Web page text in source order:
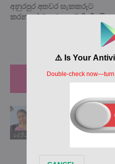
අනුරපුර අතවර සැකකරුට
කරන දේ මහජන ඇමති කියයි.
දේශිය පුවත්
බලවතූන්
ගැහැනිය’
ගෞරවයට
ඇසෙන